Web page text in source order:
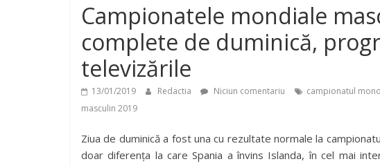
Campionatele mondiale
complete de duminică,
televizările
13/01/2019 Redactia Niciun comentariu campionatul
masculin 2019
Ziua de duminică a fost una cu rezultate normale la
doar diferența la care Spania a învins Islanda, în cel mai